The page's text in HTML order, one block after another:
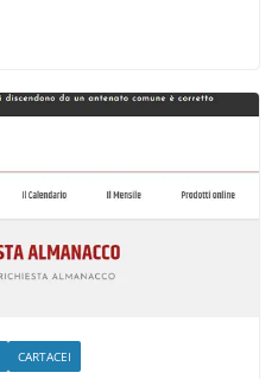
CARTACEI